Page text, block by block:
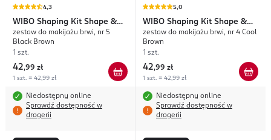
4,3
WIBO Shaping Kit Shape &
Define
zestaw do makijażu brwi, nr 5
Black Brown
1 szt.
42,99 zł
1 szt. = 42,99 zł
Niedostępny online
Sprawdź dostępność w
drogerii
5,0
WIBO Shaping Kit Shape &
Define
zestaw do makijażu brwi, nr 4 Cool
Brown
1 szt.
42,99 zł
1 szt. = 42,99 zł
Niedostępny online
Sprawdź dostępność w
drogerii